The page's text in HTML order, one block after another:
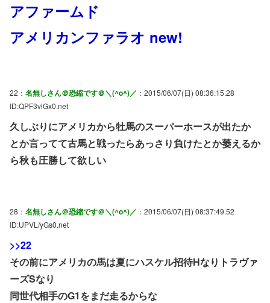
アファームド
アメリカンファラオ new!
22： 名無しさん＠恐縮です＠＼(^o^)／ ：2015/06/07(日) 08:36:15.28
ID:QPF3vlGx0.net
久しぶりにアメリカから牡馬のスーパーホースが出たか
とか言ってて古馬と戦ったらあっさり負けたとか萎えるか
ら秋も圧勝して欲しい
28： 名無しさん＠恐縮です＠＼(^o^)／ ：2015/06/07(日) 08:37:49.52
ID:UPVL/yGs0.net
>>22
その前にアメリカの馬は夏にハスケル招待Hなりトラヴァ
ーズSなり
同世代相手のG1をまだ走るからな